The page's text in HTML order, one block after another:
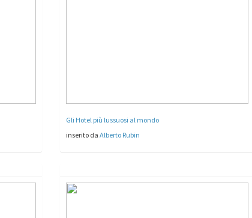
Gli Hotel più lussuosi al mondo
inserito daAlberto Rubin